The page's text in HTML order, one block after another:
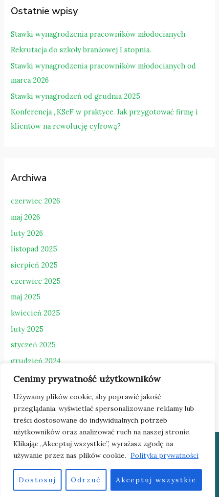
Cenimy prywatność użytkowników
Używamy plików cookie, aby poprawić jakość
przeglądania, wyświetlać spersonalizowane reklamy lub
treści dostosowane do indywidualnych potrzeb
użytkowników oraz analizować ruch na naszej stronie.
Klikając „Akceptuj wszystkie”, wyrażasz zgodę na
używanie przez nas plików cookie. Polityka prywatności
Dostosuj Odrzuć Akceptuj wszystkie
a
d
l
a
Ostatnie wpisy
Stawki wynagrodzenia pracowników młodocianych.
Rekrutacja do szkoły branżowej I stopnia.
Stawki wynagrodzenia pracowników młodocianych od
marca 2026
Stawki wynagrodzeń od grudnia 2025
Konferencja „KSeF w praktyce. Jak przygotować firmę i
klientów na rewolucję cyfrową?
Archiwa
czerwiec 2026
maj 2026
luty 2026
listopad 2025
sierpień 2025
czerwiec 2025
maj 2025
kwiecień 2025
luty 2025
styczeń 2025
grudzień 2024
październik 2024
sierpień 2023
Copyright © 2026 Cech Rzemiosł Różnych
Powered by